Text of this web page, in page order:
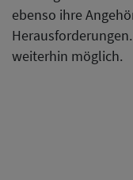
ebenso ihre
weiterhin möglich.